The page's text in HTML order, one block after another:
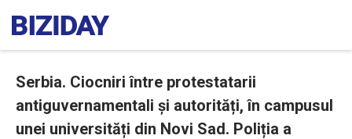
Serbia. Ciocniri între protestatarii
antiguvernamentali și autorități, în campusul
unei universități din Novi Sad. Poliția a